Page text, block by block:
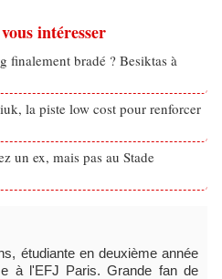
intéresser
finalement bradé ? Besiktas à
la piste low cost pour renforcer
un ex, mais pas au Stade
étudiante en deuxième année
à l'EFJ Paris. Grande fan de